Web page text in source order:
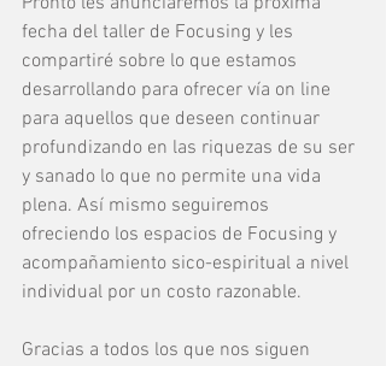
fecha del taller de Focusing y les
compartiré sobre lo que estamos
desarrollando para ofrecer vía on line
para aquellos que deseen continuar
profundizando en las riquezas de su ser
y sanado lo que no permite una vida
plena. Así mismo seguiremos
ofreciendo los espacios de Focusing y
acompañamiento sico-espiritual a nivel
individual por un costo razonable.
Gracias a todos los que nos siguen